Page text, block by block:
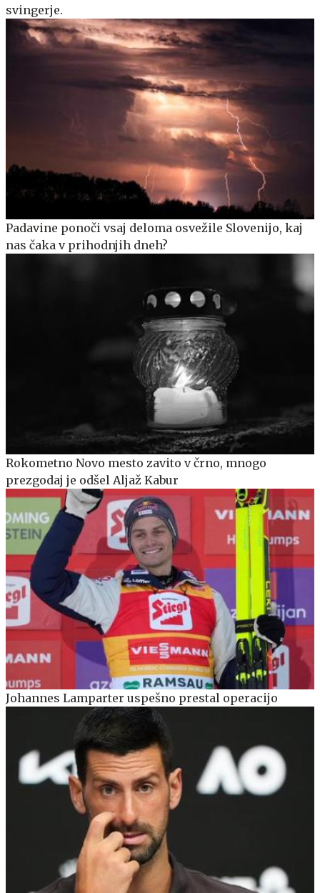
svingerje.
Padavine ponoči vsaj deloma osvežile Slovenijo, kaj
nas čaka v prihodnjih dneh?
Rokometno Novo mesto zavito v črno, mnogo
prezgodaj je odšel Aljaž Kabur
Johannes Lamparter uspešno prestal operacijo